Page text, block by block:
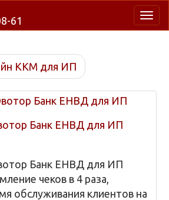
61
ККМ для ИП
Банк ЕНВД для ИП
Банк ЕНВД для ИП
чеков в 4 раза,
обслуживания клиентов на